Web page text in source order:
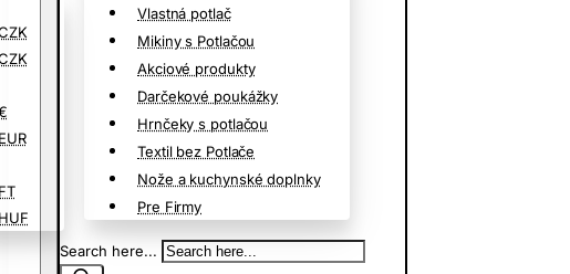
Vlastná potlač
Mikiny s Potlačou
Akciové produkty
Darčekové poukážky
Hrnčeky s potlačou
Textil bez Potlače
Nože a kuchynské doplnky
Pre Firmy
Search here...